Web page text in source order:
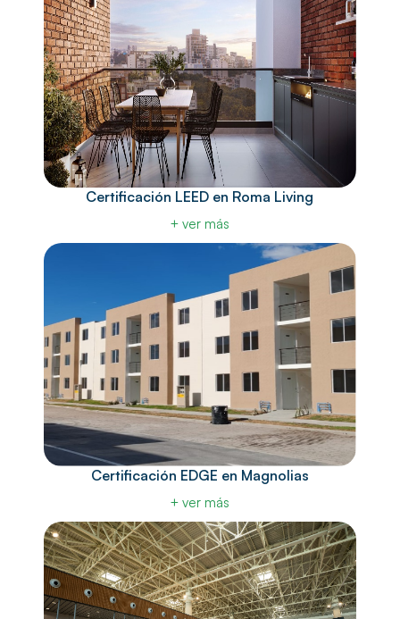
Certificación LEED en Roma Living
+ ver más
Certificación EDGE en Magnolias
+ ver más